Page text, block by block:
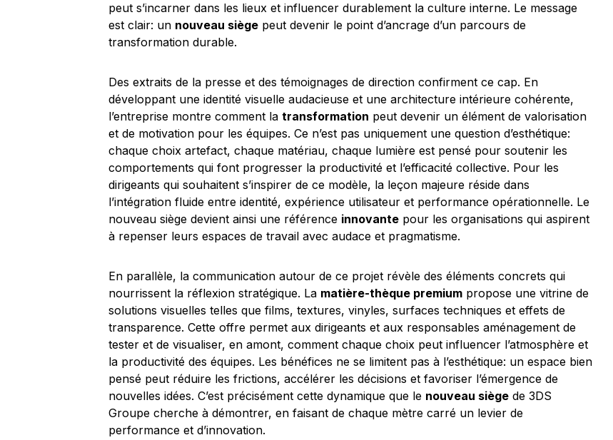
peut s’incarner dans les lieux et influencer durablement la culture interne. Le message
est clair: un nouveau siège peut devenir le point d’ancrage d’un parcours de
transformation durable.
Des extraits de la presse et des témoignages de direction confirment ce cap. En
développant une identité visuelle audacieuse et une architecture intérieure cohérente,
l’entreprise montre comment la transformation peut devenir un élément de valorisation
et de motivation pour les équipes. Ce n’est pas uniquement une question d’esthétique:
chaque choix artefact, chaque matériau, chaque lumière est pensé pour soutenir les
comportements qui font progresser la productivité et l’efficacité collective. Pour les
dirigeants qui souhaitent s’inspirer de ce modèle, la leçon majeure réside dans
l’intégration fluide entre identité, expérience utilisateur et performance opérationnelle. Le
nouveau siège devient ainsi une référence innovante pour les organisations qui aspirent
à repenser leurs espaces de travail avec audace et pragmatisme.
En parallèle, la communication autour de ce projet révèle des éléments concrets qui
nourrissent la réflexion stratégique. La matière-thèque premium propose une vitrine de
solutions visuelles telles que films, textures, vinyles, surfaces techniques et effets de
transparence. Cette offre permet aux dirigeants et aux responsables aménagement de
tester et de visualiser, en amont, comment chaque choix peut influencer l’atmosphère et
la productivité des équipes. Les bénéfices ne se limitent pas à l’esthétique: un espace bien
pensé peut réduire les frictions, accélérer les décisions et favoriser l’émergence de
nouvelles idées. C’est précisément cette dynamique que le nouveau siège de 3DS
Groupe cherche à démontrer, en faisant de chaque mètre carré un levier de
performance et d’innovation.